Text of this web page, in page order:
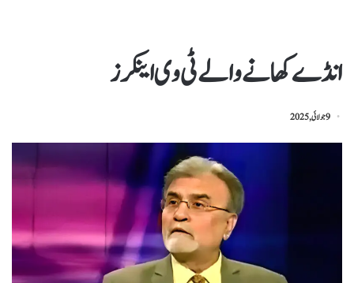
انڈے کھانے والے ٹی وی اینکرز
9 جولائی, 2025